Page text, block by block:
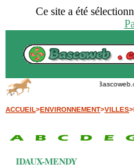
Ce site a été
ACCUEIL>ENVIRONNEMENT>VILLES
IDAUX-MENDY